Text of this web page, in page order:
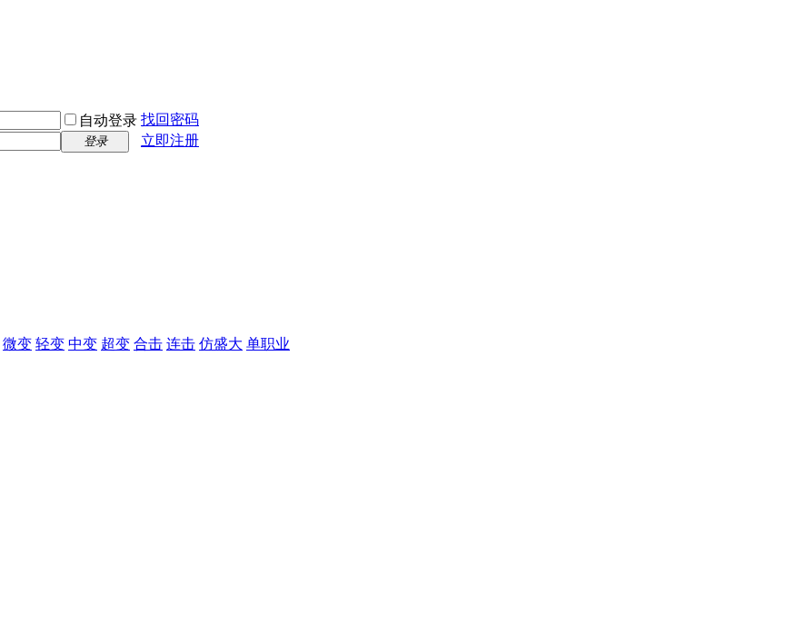
自动登录 找回密码
登录
立即注册
微变 轻变 中变 超变 合击 连击 仿盛大 单职业